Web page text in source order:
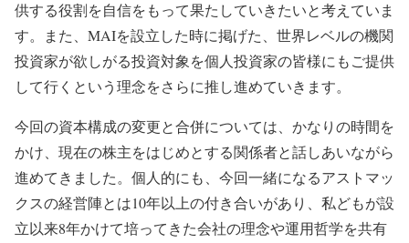
供する役割を自信をもって果たしていきたいと考えていま
す。また、MAIを設立した時に掲げた、世界レベルの機関
投資家が欲しがる投資対象を個人投資家の皆様にもご提供
して行くという理念をさらに推し進めていきます。
今回の資本構成の変更と合併については、かなりの時間を
かけ、現在の株主をはじめとする関係者と話しあいながら
進めてきました。個人的にも、今回一緒になるアストマッ
クスの経営陣とは10年以上の付き合いがあり、私どもが設
立以来8年かけて培ってきた会社の理念や運用哲学を共有